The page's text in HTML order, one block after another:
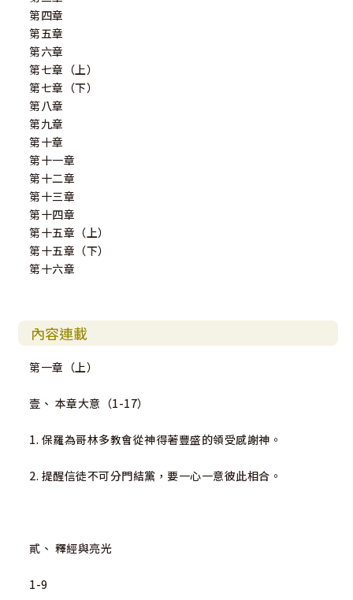
第四章
第五章
第六章
第七章（上）
第七章（下）
第八章
第九章
第十章
第十一章
第十二章
第十三章
第十四章
第十五章（上）
第十五章（下）
第十六章
內容連載
第一章（上）
壹、 本章大意（1-17）
1. 保羅為哥林多教會從神得著豐盛的領受感謝神。
2. 提醒信徒不可分門結黨，要一心一意彼此相合。
貳、 釋經與亮光
1-9